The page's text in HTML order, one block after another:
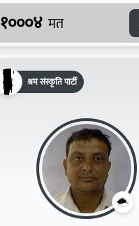
१०००४ मत
श्रम संस्कृति पार्टी